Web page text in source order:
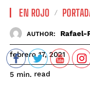
EN ROJO
AUTHOR: Rafael-
febrero 17, 2021
5 min. read